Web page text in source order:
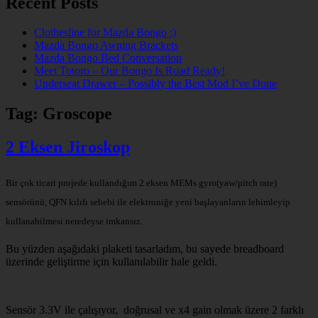
Clothesline for Mazda Bongo :)
Mazda Bongo Awning Brackets
Mazda Bongo Bed Conversation
Meet Totoro – Our Bongo Is Road Ready!
Underseat Drawer – Possibly the Best Mod I’ve Done
Tag: Groscope
2 Eksen Jiroskop
Bir çok ticari projede kullandığım 2 eksen MEMs gyro(yaw/pitch rate)
sensörünü, QFN kılıfı sebebi ile elektroniğe yeni başlayanların lehimleyip
kullanabilmesi neredeyse imkansız.
Bu yüzden aşağıdaki plaketi tasarladım, bu sayede breadboard
üzerinde geliştirme için kullanılabilir hale geldi.
Sensör 3.3V ile çalışıyor, doğrusal ve x4 gain olmak üzere 2 farklı